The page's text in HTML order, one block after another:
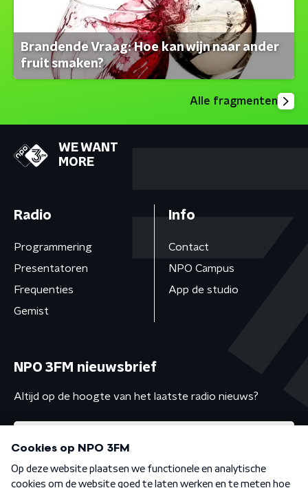
Brandende Vraag: Hoe kan wijn naar ander
fruit smaken?
Alle fragmenten
WE WANT
MORE
Radio
Programmering
Presentatoren
Frequenties
Gemist
Info
Contact
NPO Campus
App de studio
NPO 3FM nieuwsbrief
Altijd op de hoogte van het laatste radio nieuws?